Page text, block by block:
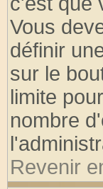
Vous
définir
sur le
limite
nombre
Revenir